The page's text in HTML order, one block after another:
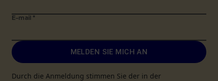
E-mail *
MELDEN SIE MICH AN
Durch die Anmeldung stimmen Sie der in der